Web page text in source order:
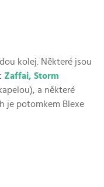
kolej. Některé jsou
Zaffai, Storm
a některé
je potomkem Blexe